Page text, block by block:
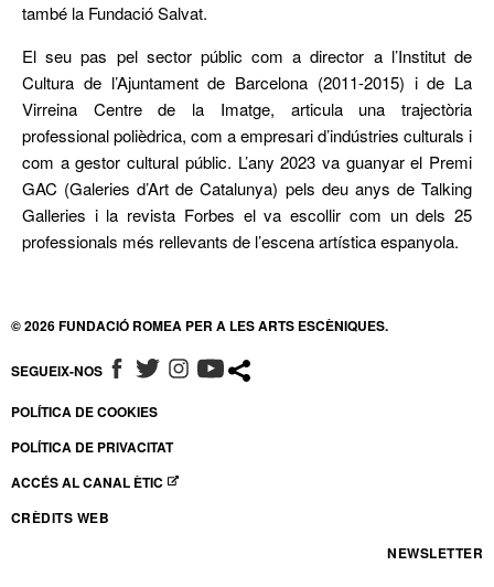
també la Fundació Salvat.
El seu pas pel sector públic com a director a l’Institut de
Cultura de l’Ajuntament de Barcelona (2011-2015) i de La
Virreina Centre de la Imatge, articula una trajectòria
professional polièdrica, com a empresari d’indústries culturals i
com a gestor cultural públic. L’any 2023 va guanyar el Premi
GAC (Galeries d’Art de Catalunya) pels deu anys de Talking
Galleries i la revista Forbes el va escollir com un dels 25
professionals més rellevants de l’escena artística espanyola.
© 2026 FUNDACIÓ ROMEA PER A LES ARTS ESCÈNIQUES.
SEGUEIX-NOS ABRE EN NUEVA VENTANA
ABRE EN NUEVA VENTANA
ABRE EN NUEVA VENTANA
ABRE EN NUEVA VENTANA
POLÍTICA DE COOKIES
POLÍTICA DE PRIVACITAT
ACCÉS AL CANAL ÈTIC
ABRE EN NUEVA VENTANA
CRÈDITS WEB
NEWSLETTER